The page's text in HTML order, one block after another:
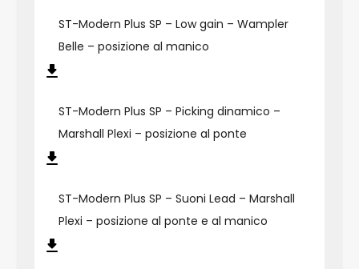
ST-Modern Plus SP – Low gain – Wampler
Belle – posizione al manico
ST-Modern Plus SP – Picking dinamico –
Marshall Plexi – posizione al ponte
ST-Modern Plus SP – Suoni Lead – Marshall
Plexi – posizione al ponte e al manico